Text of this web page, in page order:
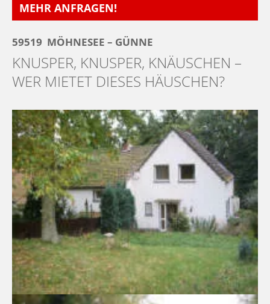
MEHR ANFRAGEN!
59519 MÖHNESEE – GÜNNE
KNUSPER, KNUSPER, KNÄUSCHEN –
WER MIETET DIESES HÄUSCHEN?